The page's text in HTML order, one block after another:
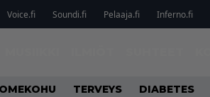
Voice.fi Soundi.fi Pelaaja.fi Inferno.fi
TERVEYS DIABETES